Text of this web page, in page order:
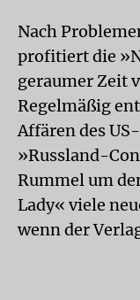
Nach
profitiert die
geraumer Zeit
Regelmäßig
Affären des
»Russland-
Rummel um
Lady« viele
wenn der